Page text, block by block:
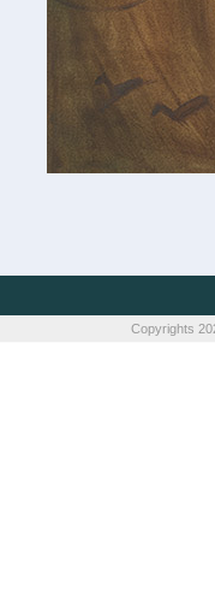
Copyrights